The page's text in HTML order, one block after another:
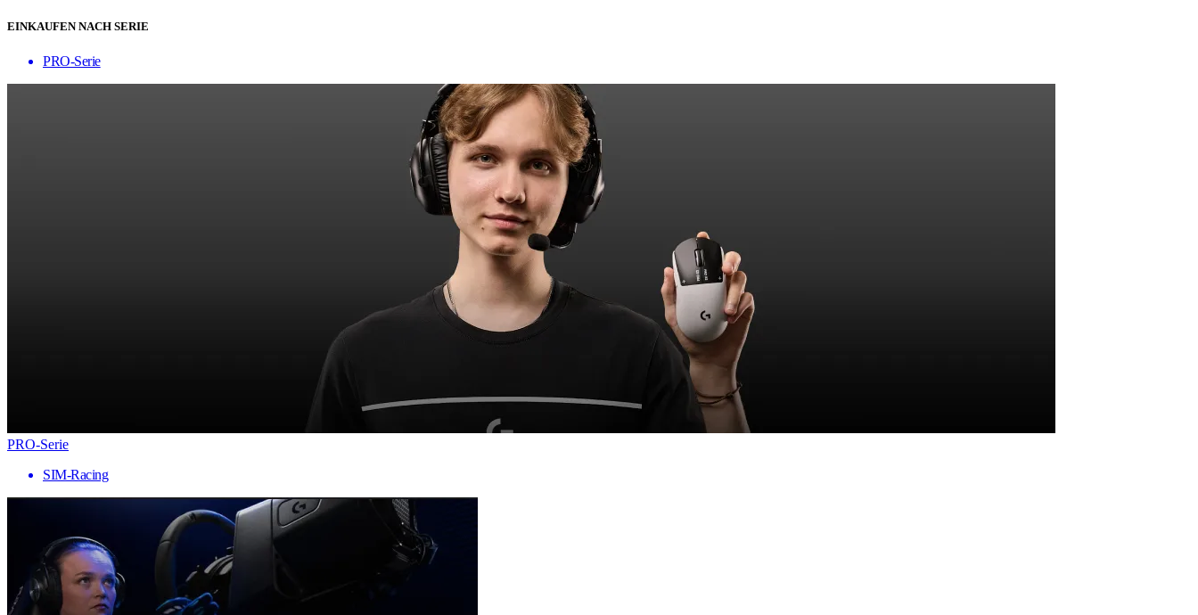
EINKAUFEN NACH SERIE
PRO-Serie
PRO-Serie
SIM-Racing